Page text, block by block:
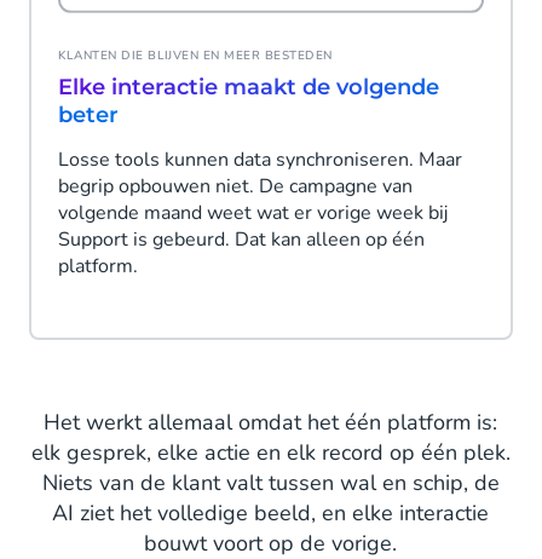
KLANTEN DIE BLIJVEN EN MEER BESTEDEN
Elke interactie maakt de volgende
beter
Losse tools kunnen data synchroniseren. Maar
begrip opbouwen niet. De campagne van
volgende maand weet wat er vorige week bij
Support is gebeurd. Dat kan alleen op één
platform.
Het werkt allemaal omdat het één platform is:
elk gesprek, elke actie en elk record op één plek.
Niets van de klant valt tussen wal en schip, de
AI ziet het volledige beeld, en elke interactie
bouwt voort op de vorige.